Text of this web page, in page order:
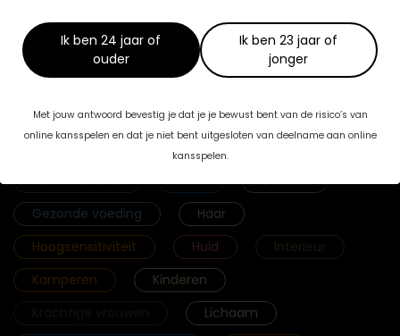
Ik ben 24 jaar of
ouder
Ik ben 23 jaar of
jonger
Met jouw antwoord bevestig je dat je je bewust bent van de risico’s van
online kansspelen en dat je niet bent uitgesloten van deelname aan online
kansspelen.
Categorieën
Fab & Famouz Geld
Gezicht
Gezonde voeding
Haar
Hoogsensitiviteit
Huid
Interieur
Kamperen
Kinderen
Lichaam